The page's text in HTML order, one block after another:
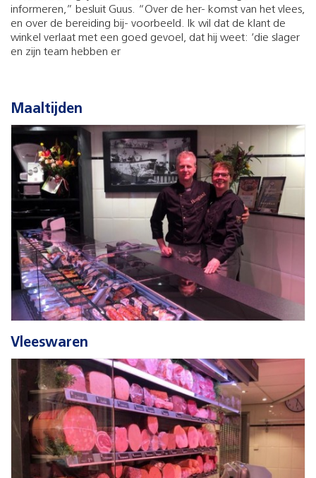
informeren,” besluit Guus. “Over de her- komst van het vlees,
en over de bereiding bij- voorbeeld. Ik wil dat de klant de
winkel verlaat met een goed gevoel, dat hij weet: ‘die slager
en zijn team hebben er
Maaltijden
Vleeswaren